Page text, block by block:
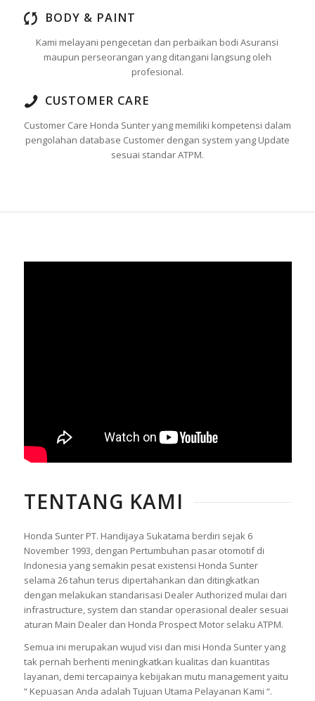
BODY & PAINT
Kami melayani pengecetan dan perbaikan bodi Asuransi
maupun perseorangan yang ditangani langsung oleh
profesional.
CUSTOMER CARE
Customer Care Honda Sunter yang memiliki kompetensi dalam
pengolahan database Customer dengan system yang Update
sesuai standar ATPM.
TENTANG KAMI
Honda Sunter PT. Handijaya Sukatama berdiri sejak 6
November 1993, dengan Pertumbuhan pasar otomotif di
Indonesia yang semakin pesat existensi Honda Sunter
selama 26 tahun terus dipertahankan dan ditingkatkan
dengan melakukan standarisasi Dealer Authorized mulai dari
infrastructure, system dan standar operasional dealer sesuai
aturan Main Dealer dan Honda Prospect Motor selaku ATPM.
Semua ini merupakan wujud visi dan misi Honda Sunter yang
tak pernah berhenti meningkatkan kualitas dan kuantitas
layanan, demi tercapainya kebijakan mutu management yaitu
“ Kepuasan Anda adalah Tujuan Utama Pelayanan Kami “.